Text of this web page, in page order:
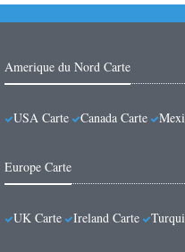
Amerique du Nord Carte
USA Carte Canada Carte
Europe Carte
UK Carte Ireland Carte